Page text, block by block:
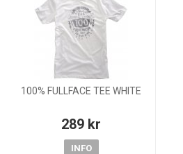
100% FULLFACE TEE WHITE
289 kr
INFO